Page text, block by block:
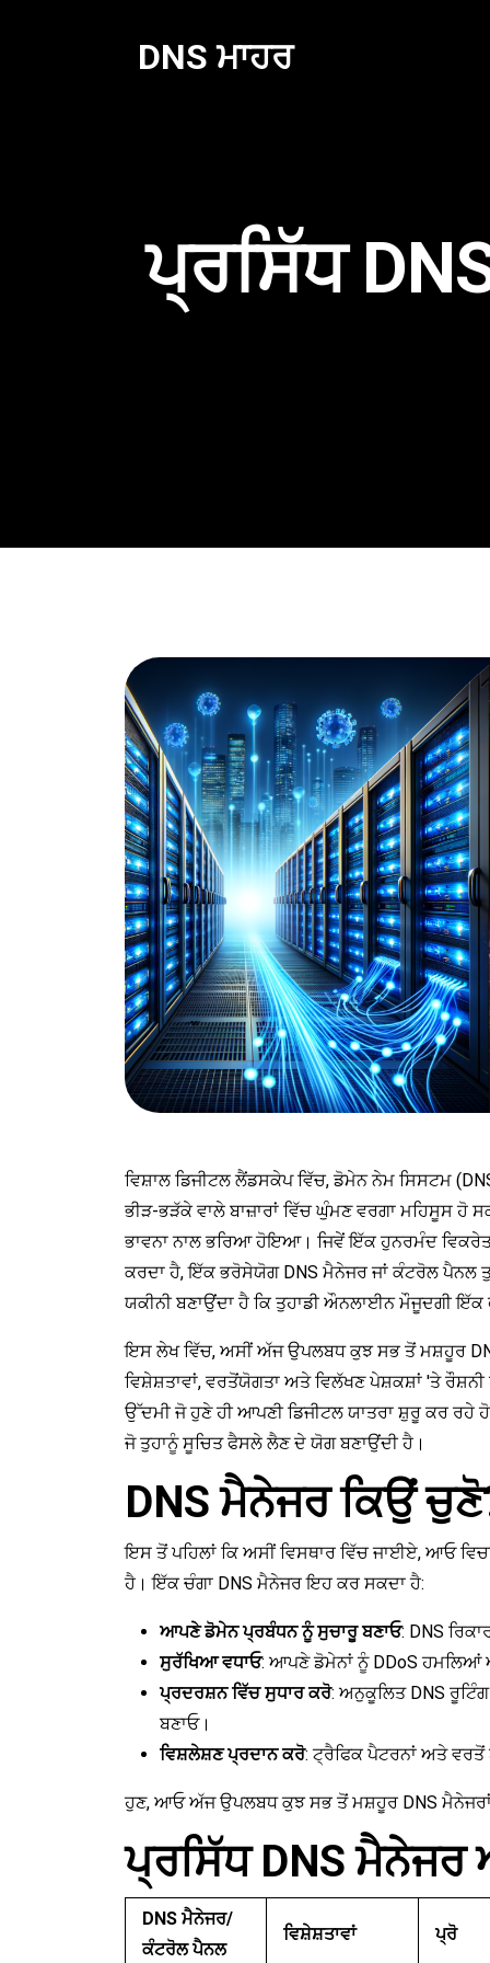
DNS ਮਾਹਰ
ਪ੍ਰਸਿੱਧ
ਵਿਸ਼ਾਲ ਡਿਜੀਟਲ ਲੈਂਡਸਕੇਪ ਵਿੱਚ, ਡੋਮੇਨ ਨੇਮ ਸਿਸਟਮ
ਭੀੜ-ਭੜੱਕੇ ਵਾਲੇ ਬਾਜ਼ਾਰਾਂ ਵਿੱਚ ਘੁੰਮਣ ਵਰਗਾ ਮਹਿਸੂਸ
ਭਾਵਨਾ ਨਾਲ ਭਰਿਆ ਹੋਇਆ। ਜਿਵੇਂ ਇੱਕ ਹੁਨਰਮੰਦ
ਕਰਦਾ ਹੈ, ਇੱਕ ਭਰੋਸੇਯੋਗ DNS ਮੈਨੇਜਰ ਜਾਂ ਕੰਟਰੋਲ
ਯਕੀਨੀ ਬਣਾਉਂਦਾ ਹੈ ਕਿ ਤੁਹਾਡੀ ਔਨਲਾਈਨ ਮੌਜੂਦਗੀ ਇੱਕ
ਇਸ ਲੇਖ ਵਿੱਚ, ਅਸੀਂ ਅੱਜ ਉਪਲਬਧ ਕੁਝ ਸਭ ਤੋਂ ਮਸ਼ਹੂਰ
ਵਿਸ਼ੇਸ਼ਤਾਵਾਂ, ਵਰਤੋਂਯੋਗਤਾ ਅਤੇ ਵਿਲੱਖਣ ਪੇਸ਼ਕਸ਼ਾਂ 'ਤੇ
ਉੱਦਮੀ ਜੋ ਹੁਣੇ ਹੀ ਆਪਣੀ ਡਿਜੀਟਲ ਯਾਤਰਾ ਸ਼ੁਰੂ ਕਰ
ਜੋ ਤੁਹਾਨੂੰ ਸੂਚਿਤ ਫੈਸਲੇ ਲੈਣ ਦੇ ਯੋਗ ਬਣਾਉਂਦੀ ਹੈ।
DNS ਮੈਨੇਜਰ ਕਿਉਂ
ਇਸ ਤੋਂ ਪਹਿਲਾਂ ਕਿ ਅਸੀਂ ਵਿਸਥਾਰ ਵਿੱਚ ਜਾਈਏ, ਆਓ
ਹੈ। ਇੱਕ ਚੰਗਾ DNS ਮੈਨੇਜਰ ਇਹ ਕਰ ਸਕਦਾ ਹੈ:
ਆਪਣੇ ਡੋਮੇਨ ਪ੍ਰਬੰਧਨ ਨੂੰ ਸੁਚਾਰੂ ਬਣਾਓ: DNS
ਸੁਰੱਖਿਆ ਵਧਾਓ: ਆਪਣੇ ਡੋਮੇਨਾਂ ਨੂੰ DDoS ਹਮਲਿਆਂ
ਪ੍ਰਦਰਸ਼ਨ ਵਿੱਚ ਸੁਧਾਰ ਕਰੋ: ਅਨੁਕੂਲਿਤ DNS
ਬਣਾਓ।
ਵਿਸ਼ਲੇਸ਼ਣ ਪ੍ਰਦਾਨ ਕਰੋ: ਟ੍ਰੈਫਿਕ ਪੈਟਰਨਾਂ ਅਤੇ
ਹੁਣ, ਆਓ ਅੱਜ ਉਪਲਬਧ ਕੁਝ ਸਭ ਤੋਂ ਮਸ਼ਹੂਰ DNS
ਪ੍ਰਸਿੱਧ DNS
DNS ਮੈਨੇਜਰ/
ਕੰਟਰੋਲ ਪੈਨਲ
ਵਿਸ਼ੇਸ਼ਤਾਵਾਂ ਪ੍ਰੋ